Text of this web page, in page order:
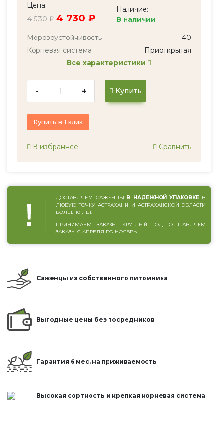
Цена:
4 530 ₽ 4 730 ₽
Наличие:
В наличии
Морозоустойчивость
-40
Корневая система
Приоткрытая
Все характеристики
- + Купить
Купить в 1 клик
В избранное Сравнить
ДОСТАВЛЯЕМ САЖЕНЦЫ В НАДЕЖНОЙ УПАКОВКЕ В
ЛЮБУЮ ТОЧКУ АСТРАХАНИ И АСТРАХАНСКОЙ ОБЛАСТИ
БОЛЕЕ 10 ЛЕТ.
ПРИНИМАЕМ ЗАКАЗЫ КРУГЛЫЙ ГОД, ОТПРАВЛЯЕМ
ЗАКАЗЫ С АПРЕЛЯ ПО НОЯБРЬ
Саженцы из собственного питомника
Выгодные цены без посредников
Гарантия 6 мес. на приживаемость
Высокая сортность и крепкая корневая система